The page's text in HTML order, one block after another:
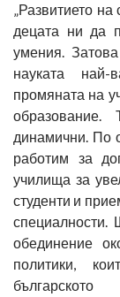
„Развитието
децата ни да
умения.
науката
промяната на
динамични. По
работим за
училища за
студенти и
специалности.
обединение
политики,